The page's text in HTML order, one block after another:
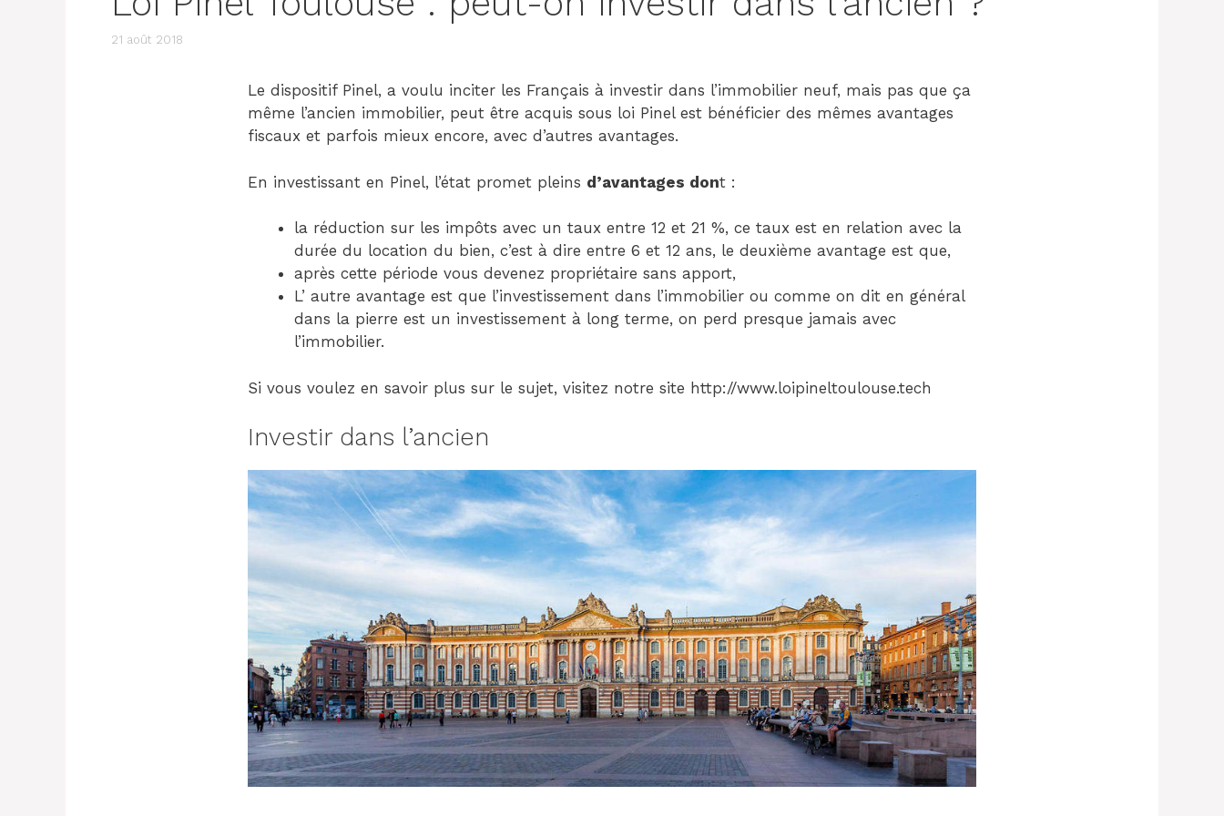
Child
Theme:
GeneratePress
(generatepress)
21 août 2018
Le dispositif Pinel, a voulu inciter les Français à investir dans l’immobilier neuf, mais pas que ça
même l’ancien immobilier, peut être acquis sous loi Pinel est bénéficier des mêmes avantages
fiscaux et parfois mieux encore, avec d’autres avantages.
En investissant en Pinel, l’état promet pleins d’avantages dont :
la réduction sur les impôts avec un taux entre 12 et 21 %, ce taux est en relation avec la
durée du location du bien, c’est à dire entre 6 et 12 ans, le deuxième avantage est que,
après cette période vous devenez propriétaire sans apport,
L’ autre avantage est que l’investissement dans l’immobilier ou comme on dit en général
dans la pierre est un investissement à long terme, on perd presque jamais avec
l’immobilier.
Si vous voulez en savoir plus sur le sujet, visitez notre site http://www.loipineltoulouse.tech
Investir dans l’ancien